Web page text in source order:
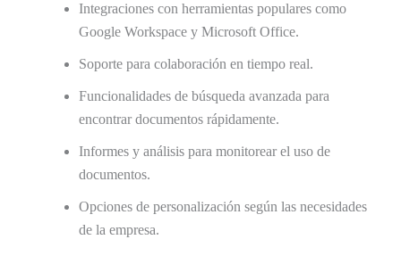
Integraciones con herramientas populares como
Google Workspace y Microsoft Office.
Soporte para colaboración en tiempo real.
Funcionalidades de búsqueda avanzada para
encontrar documentos rápidamente.
Informes y análisis para monitorear el uso de
documentos.
Opciones de personalización según las necesidades
de la empresa.